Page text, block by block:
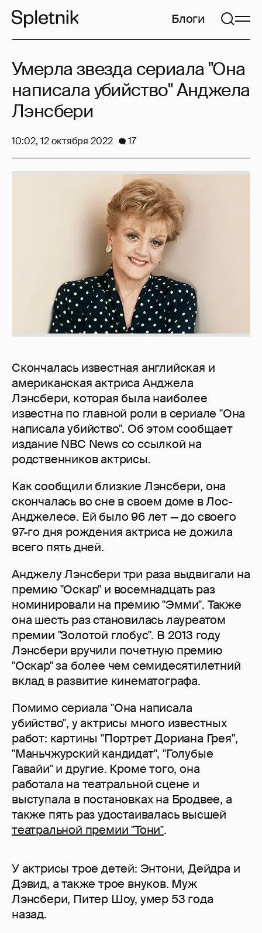
Блоги
Скончалась известная английская и
американская актриса Анджела
Лэнсбери, которая была наиболее
известна по главной роли в сериале "Она
написала убийство". Об этом сообщает
издание NBC News со ссылкой на
родственников актрисы.
Как сообщили близкие Лэнсбери, она
скончалась во сне в своем доме в Лос-
Анджелесе. Ей было 96 лет — до своего
97-го дня рождения актриса не дожила
всего пять дней.
Анджелу Лэнсбери три раза выдвигали на
премию "Оскар" и восемнадцать раз
номинировали на премию "Эмми". Также
она шесть раз становилась лауреатом
премии "Золотой глобус". В 2013 году
Лэнсбери вручили почетную премию
"Оскар" за более чем семидесятилетний
вклад в развитие кинематографа.
Помимо сериала "Она написала
убийство", у актрисы много известных
работ: картины "Портрет Дориана Грея",
"Маньчжурский кандидат", "Голубые
Гавайи" и другие. Кроме того, она
работала на театральной сцене и
выступала в постановках на Бродвее, а
также пять раз удостаивалась высшей
театральной премии "Тони".
У актрисы трое детей: Энтони, Дейдра и
Дэвид, а также трое внуков. Муж
Лэнсбери, Питер Шоу, умер 53 года
назад.
Умерла звезда сериала "Она
написала убийство" Анджела
Лэнсбери
10:02, 12 октября 2022 17